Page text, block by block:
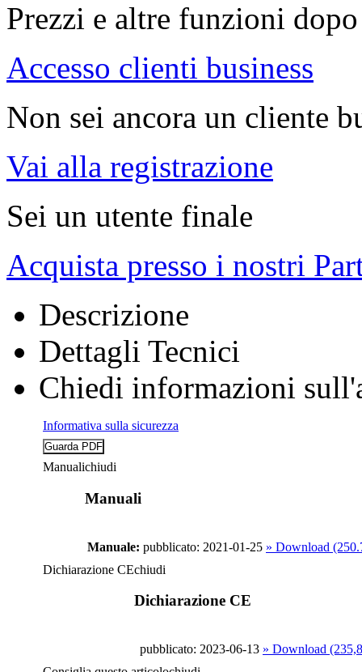
Prezzi e altre funzioni
Accesso clienti business
Non sei ancora un cliente
Vai alla registrazione
Sei un utente finale
Acquista presso i nostri
Descrizione
Dettagli Tecnici
Chiedi informazioni
Informativa sulla sicurezza
Manualichiudi
Manuali
Manuale: pubblicato: 2021-01-25 » Download
Dichiarazione CEchiudi
Dichiarazione CE
pubblicato: 2023-06-13 » Download